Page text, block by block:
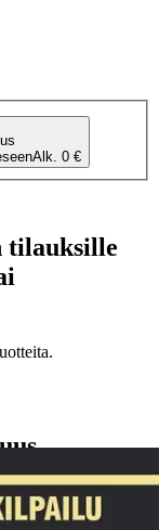
Alk. 0 €
tilauksille